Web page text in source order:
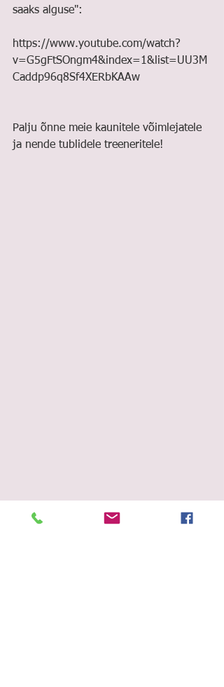
saaks alguse":
https://www.youtube.com/watch?
v=G5gFtSOngm4&index=1&list=UU3M
Caddp96q8Sf4XERbKAAw
Palju õnne meie kaunitele võimlejatele
ja nende tublidele treeneritele!